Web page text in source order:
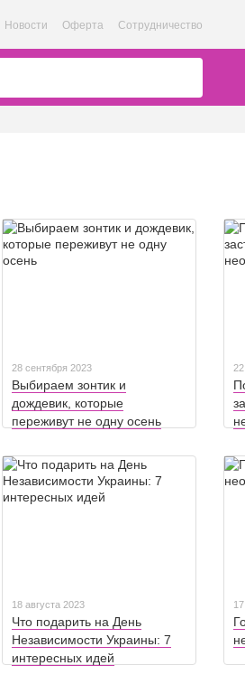
Новости Оферта Сотрудничество
28 сентября 2023
Выбираем зонтик и
дождевик, которые
переживут не одну осень
18 августа 2023
Что подарить на День
Независимости Украины: 7
интересных идей